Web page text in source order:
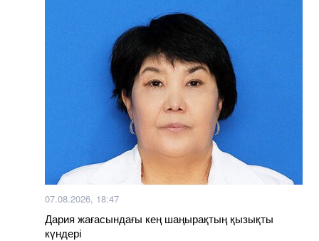
07.08.2026, 18:47
Дария жағасындағы кең шаңырақтың қызықты
күндері